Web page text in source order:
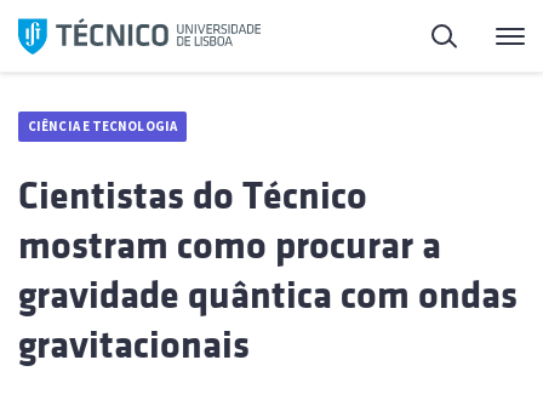
Saltar
para
Pesquisa
CIÊNCIA E TECNOLOGIA
Cientistas do Técnico
mostram como procurar a
gravidade quântica com ondas
gravitacionais